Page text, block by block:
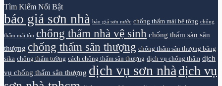
Tìm Kiếm Nổi Bật
báo giá sơn nhà báo giá sơn nước chống thấm mái bê tông chống
thấm mái tôn chống thấm nhà vệ sinh chống thấm sàn sân
thượng chống thấm sân thượng chống thấm sân thượng bằng
sika chống thấm tường cách chống thấm sân thượng dịch vụ chống thấm dịch
vụ chống thấm sân thượng dịch vụ sơn nhà dịch vụ